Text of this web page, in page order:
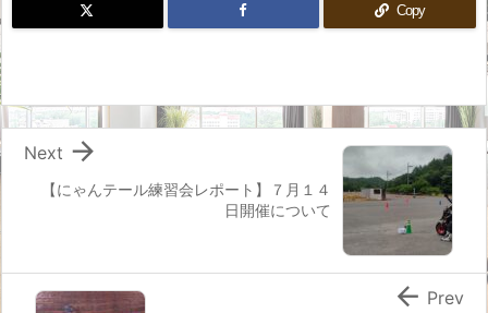
Copy
【にゃんテール練習会レポート】７月１４
日開催について

Next
 Prev